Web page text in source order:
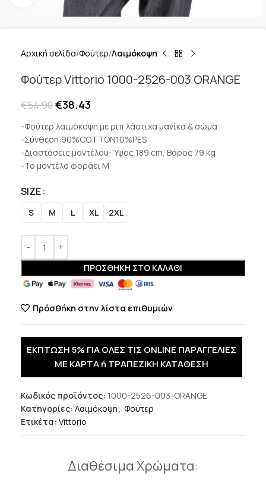
Αρχική σελίδα Φούτερ Λαιμόκοψη
Φούτερ Vittorio 1000-2526-003 ORANGE
€54.90€38.43
-Φούτερ λαιμόκοψη με ριπ λάστιχα μανίκα & σώμα
-Σύνθεση:90%COTTON10%PES
-Διαστάσεις μοντέλου: Ύψος 189 cm, Βάρος 79 kg
-Το μοντέλο φοράει M
SIZE
S M L XL 2XL
ΠΡΟΣΘΉΚΗ ΣΤΟ ΚΑΛΆΘΙ
Πρόσθήκη στην λίστα επιθυμιών
ΕΚΠΤΩΣΗ 5% ΓΙΑ ΟΛΕΣ ΤΙΣ ONLINE ΠΑΡΑΓΓΕΛΙΕΣ
ΜΕ ΚΑΡΤΑ ή ΤΡΑΠΕΖΙΚΗ ΚΑΤΑΘΕΣΗ
Κωδικός προϊόντος: 1000-2526-003-ORANGE
Κατηγορίες: Λαιμόκοψη , Φούτερ
Ετικέτα: Vittorio
Διαθέσιμα Χρώματα: